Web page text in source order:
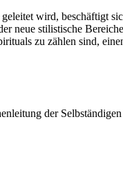
wird, beschäftigt
neue stilistische
zu zählen sind,
der